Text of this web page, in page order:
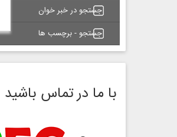
جستجو در خبر خوان
جستجو - برچسب ها
با ما در تماس باشید